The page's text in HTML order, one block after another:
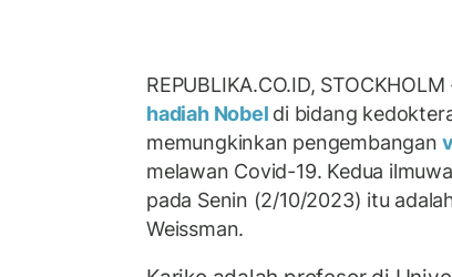
REPUBLIKA.CO.ID,
hadiah Nobel di bidang
memungkinkan pengembangan
melawan Covid-19. Kedua
pada Senin (2/10/2023) itu
Weissman.